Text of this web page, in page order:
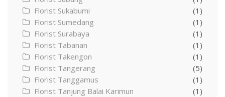
Florist Sukabumi
(1)
Florist Sumedang
(1)
Florist Surabaya
(1)
Florist Tabanan
(1)
Florist Takengon
(1)
Florist Tangerang
(5)
Florist Tanggamus
(1)
Florist Tanjung Balai Karimun
(1)